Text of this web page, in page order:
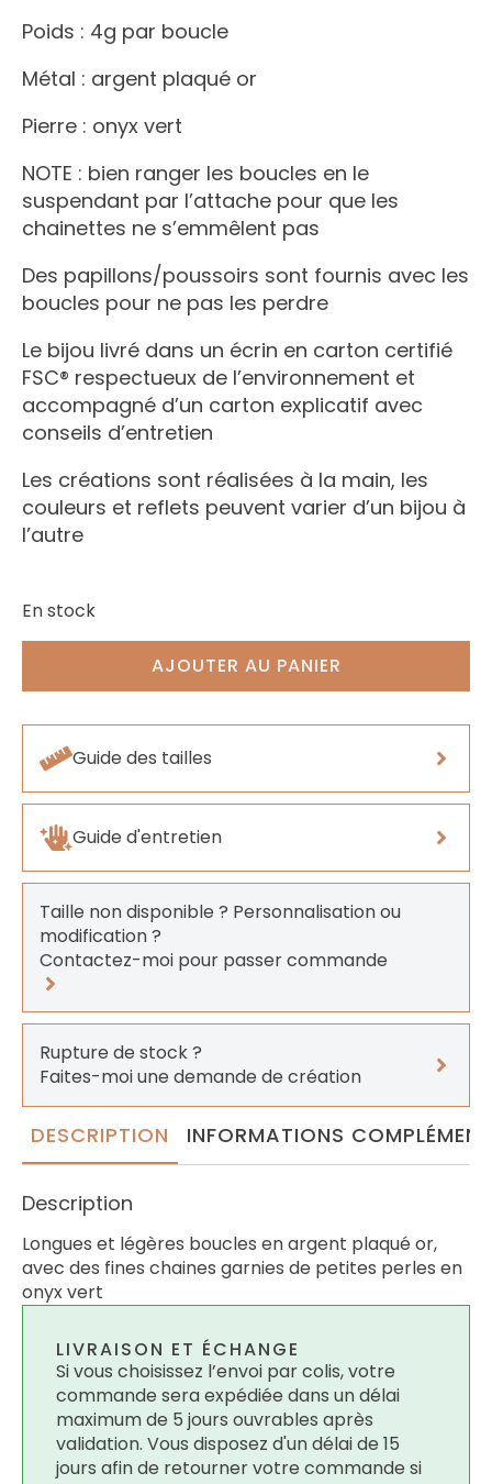
Poids : 4g par boucle
Métal : argent plaqué or
Pierre : onyx vert
NOTE : bien ranger les boucles en le
suspendant par l’attache pour que les
chainettes ne s’emmêlent pas
Des papillons/poussoirs sont fournis avec les
boucles pour ne pas les perdre
Le bijou livré dans un écrin en carton certifié
FSC® respectueux de l’environnement et
accompagné d’un carton explicatif avec
conseils d’entretien
Les créations sont réalisées à la main, les
couleurs et reflets peuvent varier d’un bijou à
l’autre
En stock
AJOUTER AU PANIER
Guide des tailles
Guide d'entretien
Taille non disponible ? Personnalisation ou
modification ?
Contactez-moi pour passer commande
Rupture de stock ?
Faites-moi une demande de création
DESCRIPTION INFORMATIONS
Description
Longues et légères boucles en argent plaqué or,
avec des fines chaines garnies de petites perles en
onyx vert
LIVRAISON ET ÉCHANGE
Si vous choisissez l’envoi par colis, votre
commande sera expédiée dans un délai
maximum de 5 jours ouvrables après
validation. Vous disposez d'un délai de 15
jours afin de retourner votre commande si